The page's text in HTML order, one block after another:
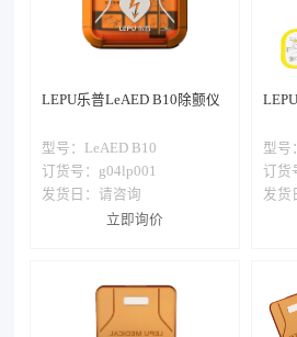
LEPU乐普LeAED B10除颤仪
型号：
LeAED B10
订货号：g04lp001
发货日： 请咨询
立即询价
型号
订货
发货